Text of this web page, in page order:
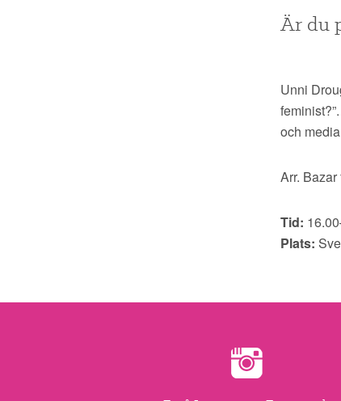
Är du
Unni
och
Arr. Bazar
Tid:
Plats: